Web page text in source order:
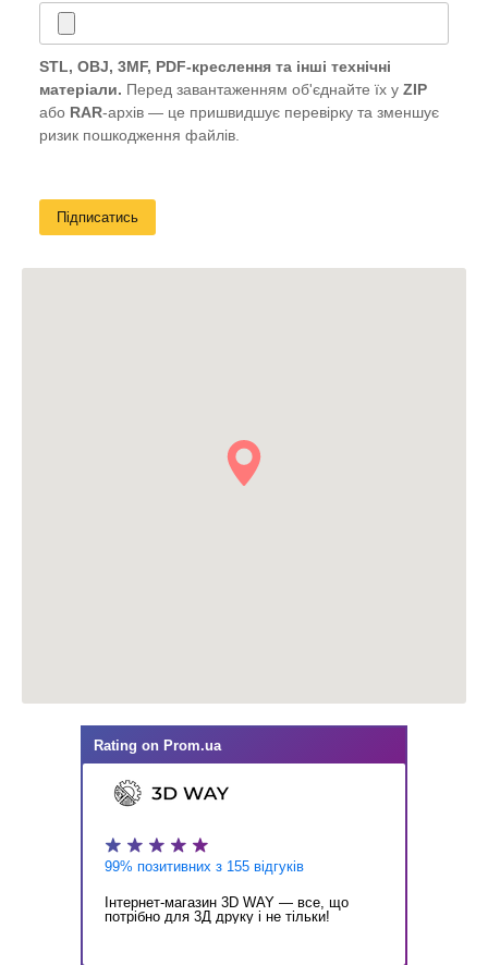
STL, OBJ, 3MF, PDF-креслення та інші технічні
матеріали. Перед завантаженням об'єднайте їх уZIP
або RAR-архів — це пришвидшує перевірку та зменшує
ризик пошкодження файлів.
Підписатись
Rating on Prom.ua
99% позитивних з 155 відгуків
Інтернет-магазин 3D WAY — все, що
потрібно для 3Д друку і не тільки!